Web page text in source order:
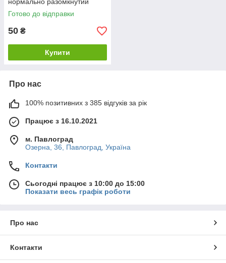
Готово до відправки
50 ₴
Купити
Про нас
100% позитивних з 385 відгуків за рік
Працює з 16.10.2021
м. Павлоград
Озерна, 36, Павлоград, Україна
Контакти
Сьогодні працює з 10:00 до 15:00
Показати весь графік роботи
Про нас
Контакти